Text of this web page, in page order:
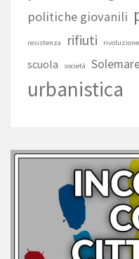
politiche giovanili
resistenza rifiuti rivoluzione
scuola società
urbanistica